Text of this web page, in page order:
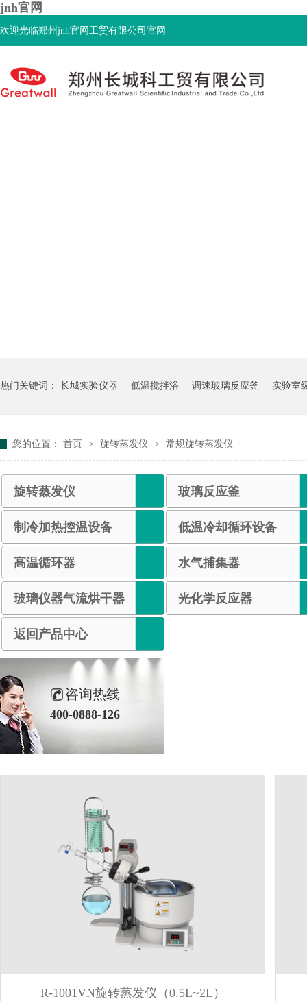
jnh官网
欢迎光临郑州jnh官网工贸有限公司官网
热门关键词： 长城实验仪器 低温搅拌浴 调速玻璃反应釜 实验室
您的位置： 首页 > 旋转蒸发仪 > 常规旋转蒸发仪
旋转蒸发仪 玻璃反应釜
制冷加热控温设备 低温冷却循环设备
高温循环器 水气捕集器
玻璃仪器气流烘干器 光化学反应器
返回产品中心
咨询热线
400-0888-126
R-1001VN旋转蒸发仪（0.5L~2L）